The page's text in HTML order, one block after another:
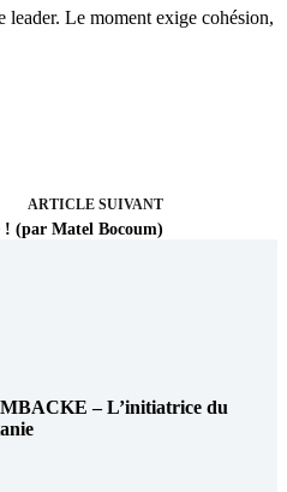
leader. Le moment exige cohésion,
ARTICLESUIVANT
! (par Matel Bocoum)
– L’initiatrice du